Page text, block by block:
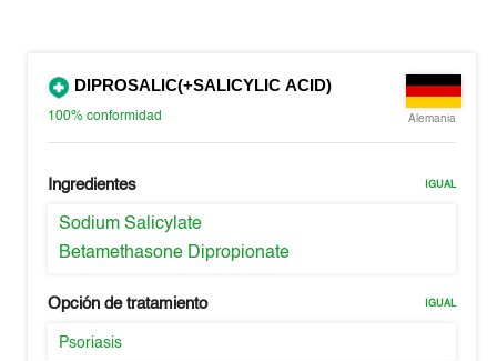
DIPROSALIC(+SALICYLIC ACID)
100%conformidad Alemania
Ingredientes IGUAL
Sodium Salicylate
Betamethasone Dipropionate
Opción de tratamiento IGUAL
Psoriasis